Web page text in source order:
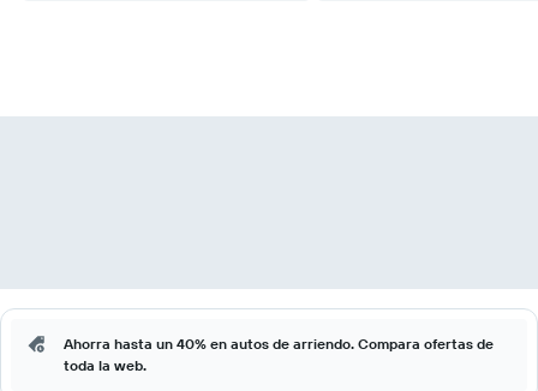
Ahorra hasta un 40% en autos de arriendo. Compara ofertas de
toda la web.